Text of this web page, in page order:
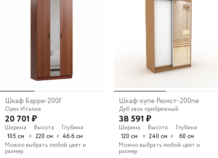
Шкаф Барри-200f
Орех Италия
20 701 ₽
Ширина
105 см х
Высота
220 см х
Глубина
46.6 см
Можно выбрать любой цвет и
размер
Шкаф-купе Рюмст-200ne
Дуб эвок прибрежный
38 591 ₽
Ширина
120 см
х
Высота
240 см х
Глубина
60 см
Можно выбрать любой цвет и
размер